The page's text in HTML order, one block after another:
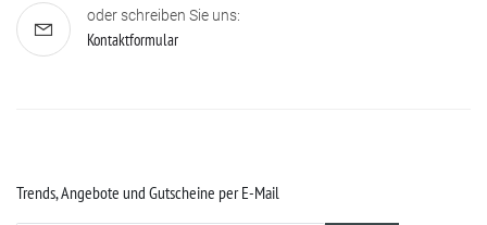
oder schreiben Sie uns:
Kontaktformular
Trends, Angebote und Gutscheine per E-Mail